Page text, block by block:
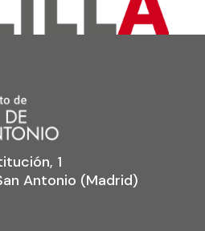
1
Antonio (Madrid)